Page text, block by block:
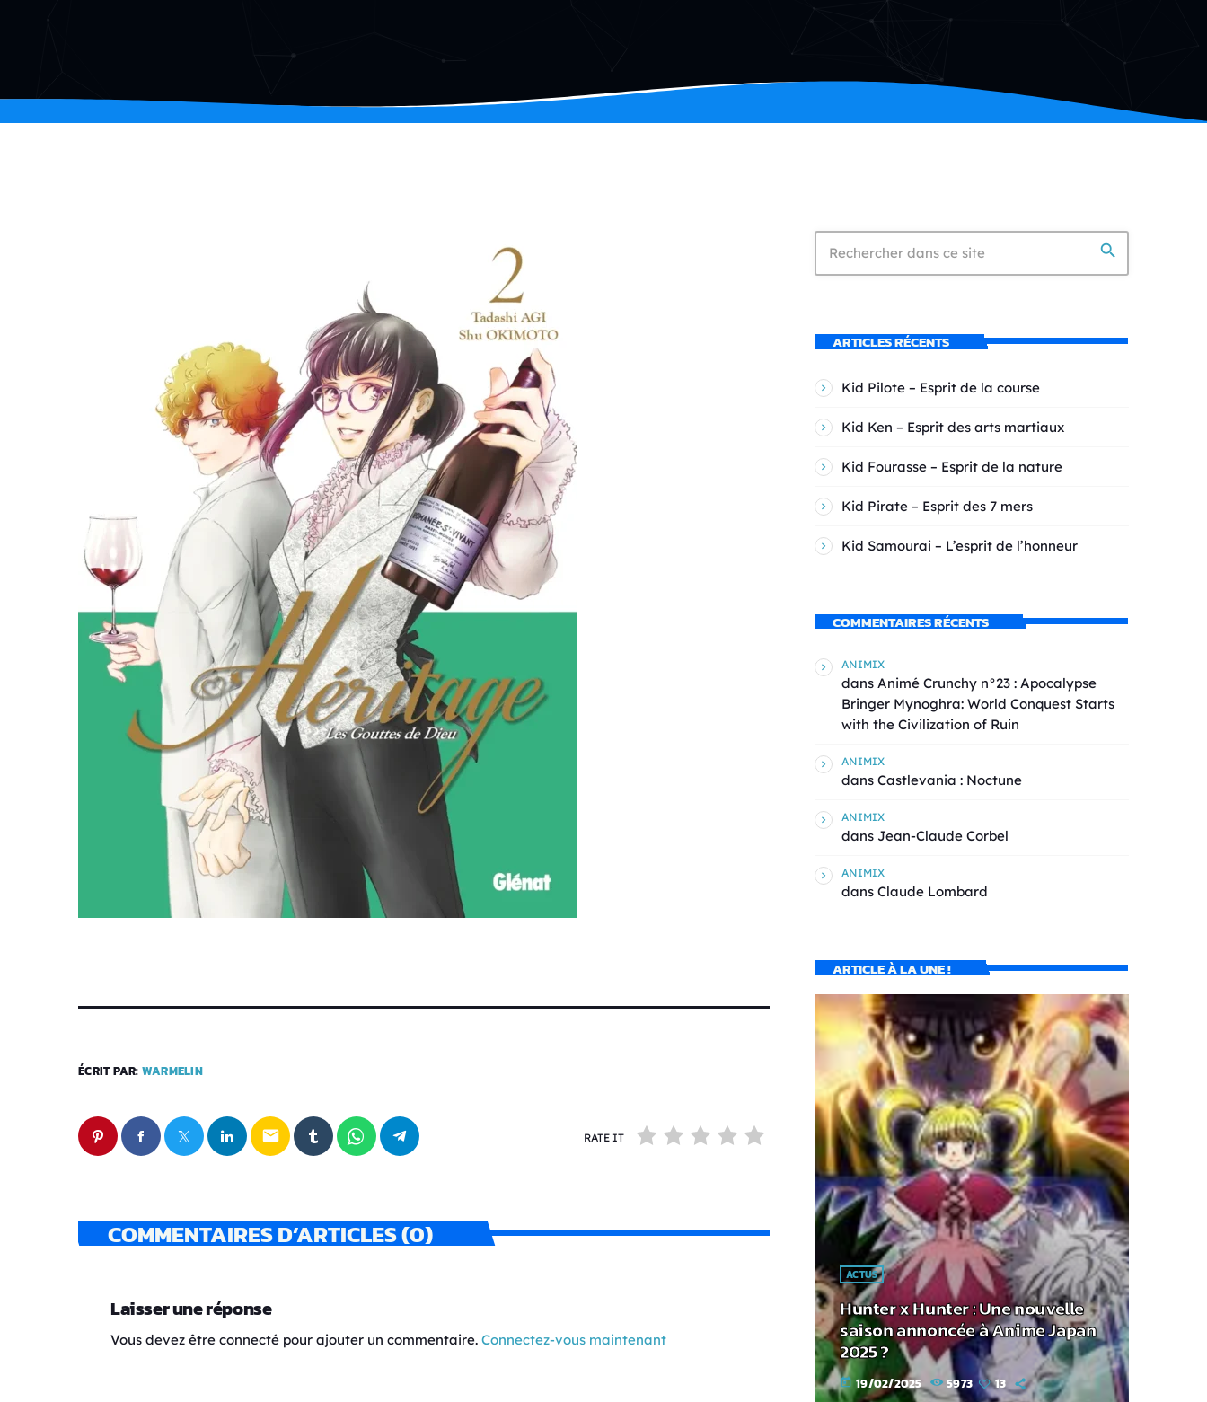
ÉCRIT PAR: WARMELIN
email RATE IT
COMMENTAIRES D’ARTICLES (0)
Laisser une réponse
Vous devez être connecté pour ajouter un commentaire. Connectez-vous maintenant
search
ARTICLES RÉCENTS
Kid Pilote – Esprit de la course
Kid Ken – Esprit des arts martiaux
Kid Fourasse – Esprit de la nature
Kid Pirate – Esprit des 7 mers
Kid Samourai – L’esprit de l’honneur
COMMENTAIRES RÉCENTS
ANIMIX
dans Animé Crunchy n°23 : Apocalypse
Bringer Mynoghra: World Conquest Starts
with the Civilization of Ruin
ANIMIX
dans Castlevania : Noctune
ANIMIX
dans Jean-Claude Corbel
ANIMIX
dans Claude Lombard
ARTICLE À LA UNE !
ACTUS
Hunter x Hunter : Une nouvelle
saison annoncée à Anime Japan
2025 ?
today 19/02/2025 5973 13